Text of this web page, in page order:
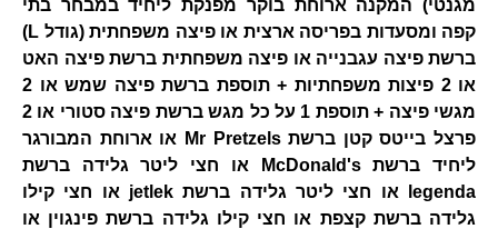
מגנטי) המקנה ארוחת בוקר מפנקת ליחיד במבחר בתי
קפה ומסעדות בפריסה ארצית או פיצה משפחתית (גודל L)
ברשת פיצה עגבנייה או פיצה משפחתית ברשת פיצה האט
או 2 פיצות משפחתיות + תוספת ברשת פיצה שמש או 2
מגשי פיצה + תוספת 1 על כל מגש ברשת פיצה סטורי או 2
פרצל בייטס קטן ברשת Mr Pretzels או ארוחת המבורגר
ליחיד ברשת McDonald's או חצי ליטר גלידה ברשת
legenda או חצי ליטר גלידה ברשת jetlek או חצי קילו
גלידה ברשת קצפת או חצי קילו גלידה ברשת פינגוין או